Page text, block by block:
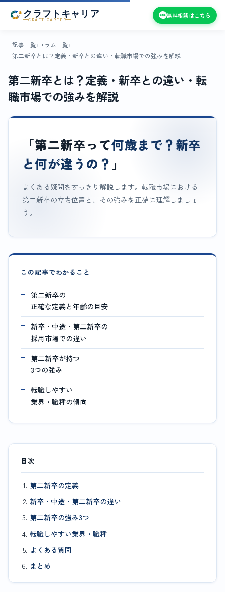
クラフトキャリア
CRAFT CAREER
無料相談はこちら
記事一覧›コラム一覧›
第二新卒とは？定義・新卒との違い・転職市場での強みを解説
第二新卒とは？定義・新卒との違い・転
職市場での強みを解説
「第二新卒って何歳まで？新卒
と何が違うの？ 」
よくある疑問をすっきり解説します。転職市場における
第二新卒の立ち位置と、その強みを正確に理解しましょ
う。
この記事でわかること
第二新卒の
正確な定義と年齢の目安
新卒・中途・第二新卒の
採用市場での違い
第二新卒が持つ
3つの強み
転職しやすい
業界・職種の傾向
目次
第二新卒の定義
新卒・中途・第二新卒の違い
第二新卒の強み3つ
転職しやすい業界・職種
よくある質問
まとめ